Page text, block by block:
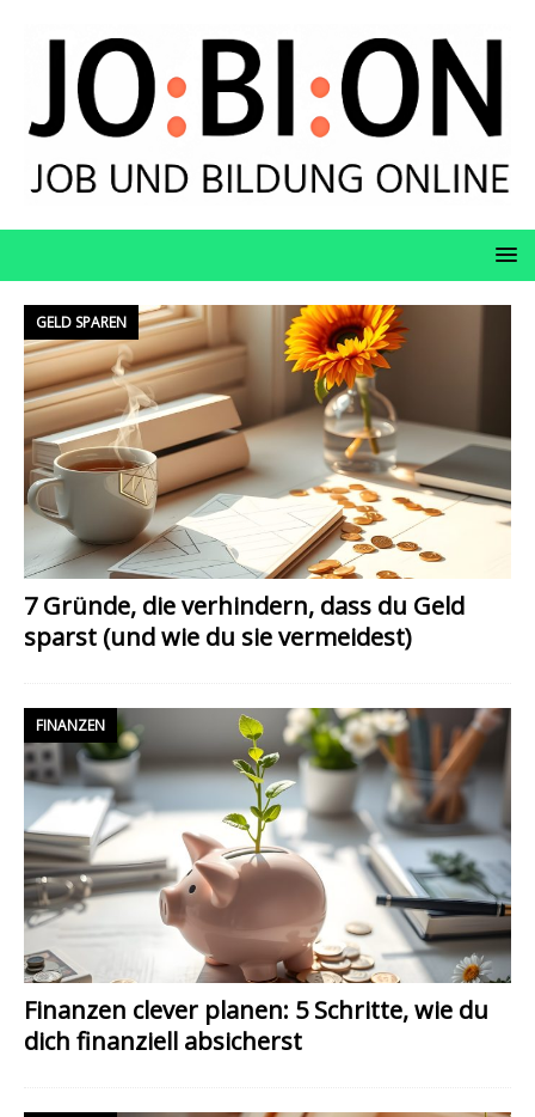
7 Gründe, die verhindern, dass du Geld
sparst (und wie du sie vermeidest)
GELD SPAREN
Finanzen clever planen: 5 Schritte, wie du
dich finanziell absicherst
FINANZEN